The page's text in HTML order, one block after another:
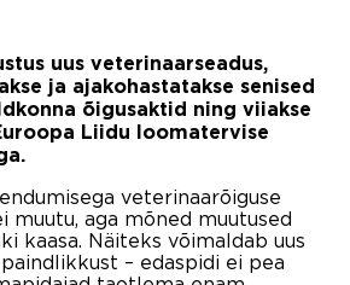
uus veterinaarseadus,
ja ajakohastatakse senised
õigusaktid ning viiakse
Liidu loomatervise
veterinaarõiguse
muutu, aga mõned muutused
kaasa. Näiteks võimaldab uus
– edaspidi ei pea